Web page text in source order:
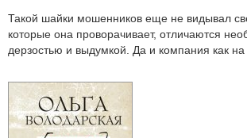
Такой шайки мошенников еще не видывал
которые она проворачивает, отличаются
дерзостью и выдумкой. Да и компания как на